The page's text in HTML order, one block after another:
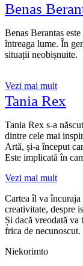
Benas
Benas Berantas
întreaga lume. În
situații neobișnuite.
Vezi mai mult
Tania Rex
Tania Rex s-a
dintre cele mai
Artă, și-a început
Este implicată în
Vezi mai mult
Cartea îl va
creativitate, despre
Și dacă vreodată va
frica de necunoscut.
Niekorimto